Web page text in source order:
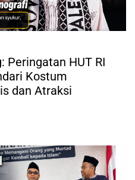
Peringatan HUT RI
Kostum
dan Atraksi